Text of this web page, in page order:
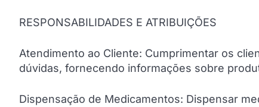
RESPONSABILIDADES E ATRIBUIÇÕES
Atendimento ao Cliente: Cumprimentar os
dúvidas, fornecendo informações sobre
Dispensação de Medicamentos: Dispensar